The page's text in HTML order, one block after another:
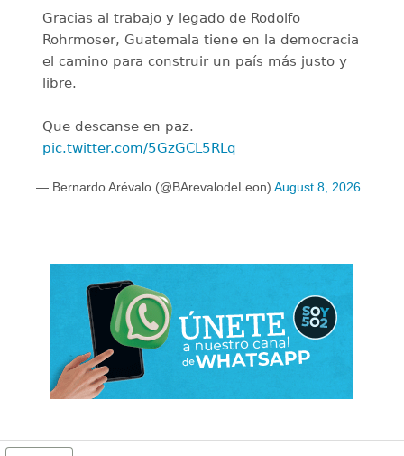
Gracias al trabajo y legado de Rodolfo
Rohrmoser, Guatemala tiene en la democracia
el camino para construir un país más justo y
libre.
Que descanse en paz.
pic.twitter.com/5GzGCL5RLq
— Bernardo Arévalo (@BArevalodeLeon) August 8, 2026